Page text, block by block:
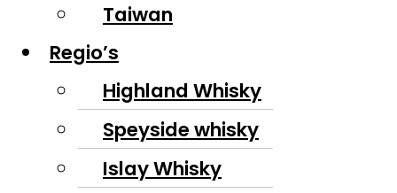
Taiwan
Regio’s
Highland Whisky
Speyside whisky
Islay Whisky